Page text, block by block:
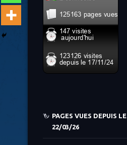
PAGES VUES DEPUIS LE
22/03/26